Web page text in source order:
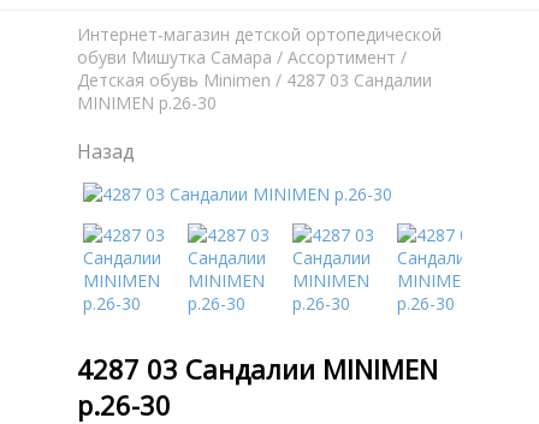
Интернет-магазин детской ортопедической
обуви Мишутка Самара / Aссортимент /
Детская обувь Minimen / 4287 03 Сандалии
MINIMEN р.26-30
Назад
4287 03 Сандалии MINIMEN
р.26-30